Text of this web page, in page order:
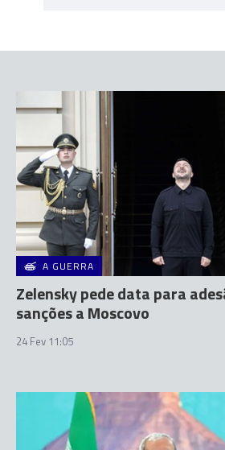
A GUERRA
Zelensky pede data para
sanções a Moscovo
24 Fev 11:05